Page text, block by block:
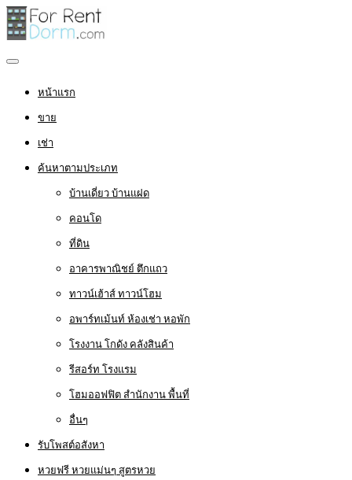
หน้าแรก
ขาย
เช่า
ค้นหาตามประเภท
บ้านเดี่ยว บ้านแฝด
คอนโด
ที่ดิน
อาคารพาณิชย์ ตึกแถว
ทาวน์เฮ้าส์ ทาวน์โฮม
อพาร์ทเม้นท์ ห้องเช่า หอพัก
โรงงาน โกดัง คลังสินค้า
รีสอร์ท โรงแรม
โฮมออฟฟิต สำนักงาน พื้นที่
อื่นๆ
รับโพสต์อสังหา
หวยฟรี หวยแม่นๆ สูตรหวย